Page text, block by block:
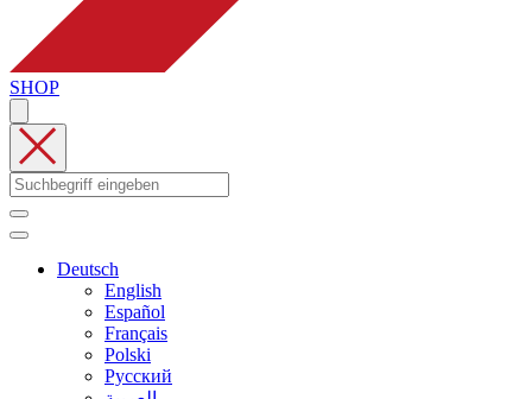
SHOP
Deutsch
English
Español
Français
Polski
Русский